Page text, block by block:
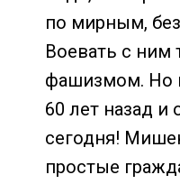
по мирным,
Воевать с ним
фашизмом. Но
60 лет назад и
сегодня!
простые